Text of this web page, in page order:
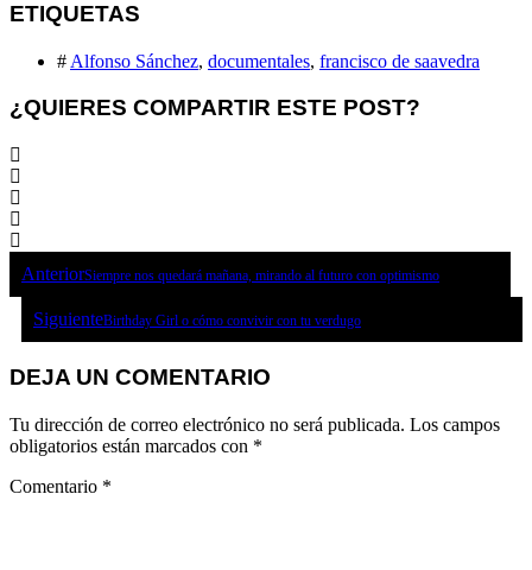
ETIQUETAS
#Alfonso Sánchez, documentales, francisco de saavedra
¿QUIERES COMPARTIR ESTE POST?
AnteriorSiempre nos quedará mañana, mirando al futuro con optimismo
SiguienteBirthday Girl o cómo convivir con tu verdugo
DEJA UN COMENTARIO
Tu dirección de correo electrónico no será publicada. Los campos
obligatorios están marcados con *
Comentario *